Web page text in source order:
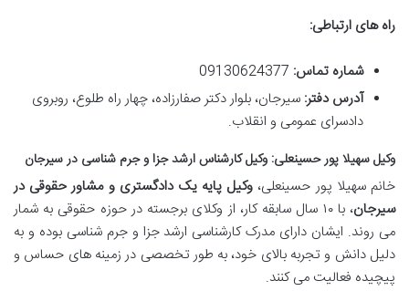
راه های ارتباطی:
شماره تماس:
آدرس دفتر: سیرجان، بلوار دکتر صفارزاده، چهار راه طلوع، روبروی
دادسرای عمومی و انقلاب.
وکیل سهیلا پور حسینعلی: وکیل کارشناس ارشد جزا و جرم شناسی در سیرجان
خانم سهیلا پور حسینعلی، وکیل پایه یک دادگستری و مشاور حقوقی در
سیرجان
، با ۱۰ سال سابقه کار، از وکلای برجسته در حوزه حقوقی به شمار
می روند. ایشان دارای مدرک کارشناسی ارشد جزا و جرم شناسی بوده و به
دلیل دانش و تجربه بالای خود، به طور تخصصی در زمینه های حساس و
پیچیده فعالیت می کنند.